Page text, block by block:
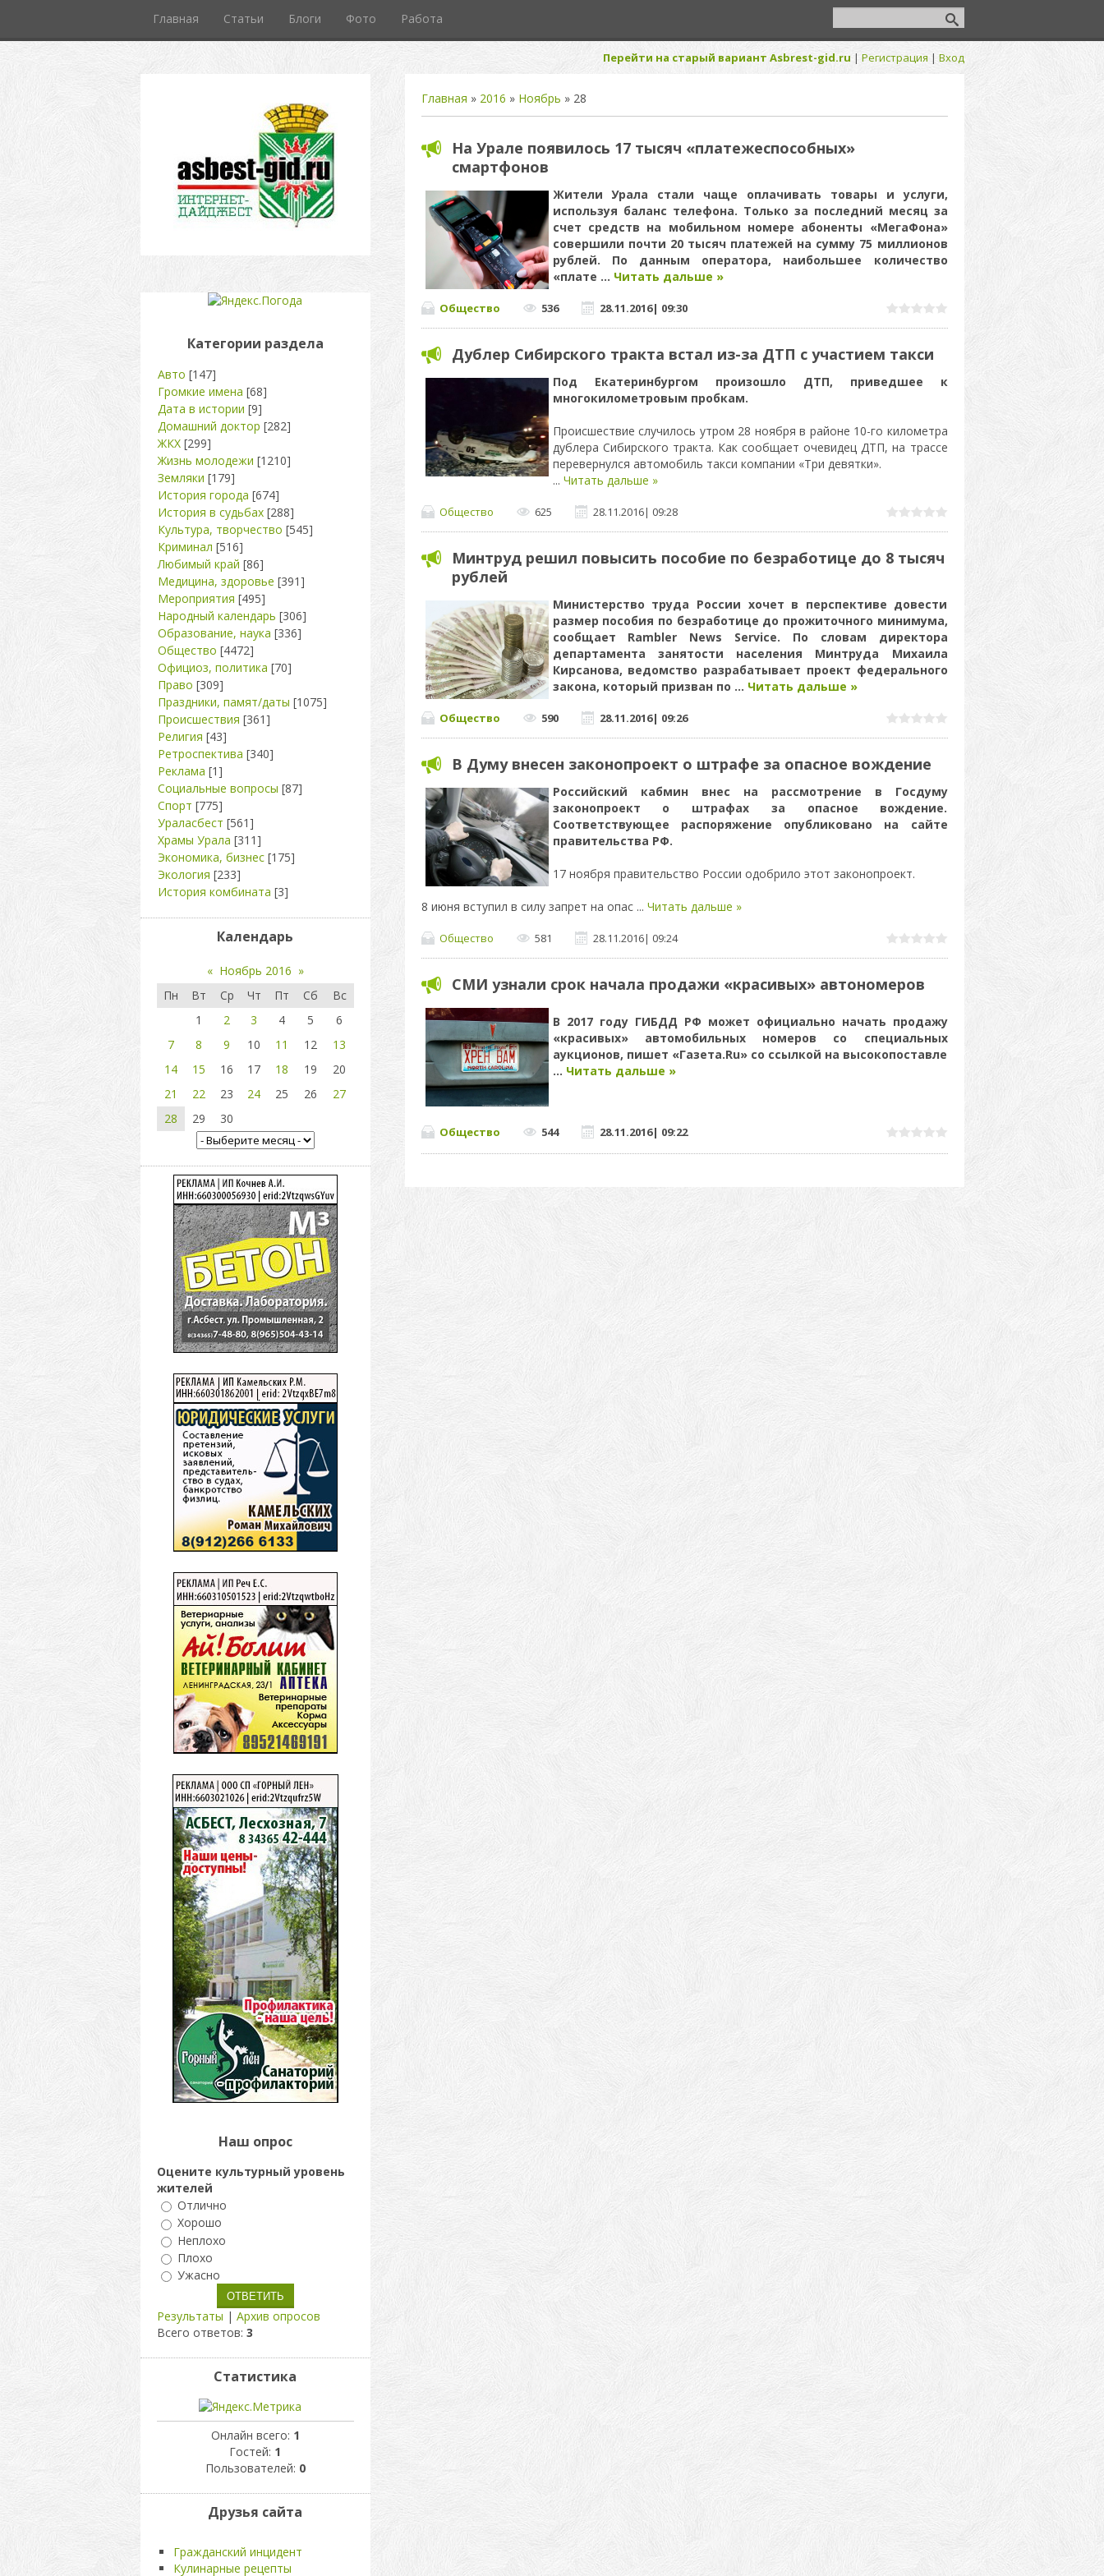
Главная Статьи Блоги Фото Работа
Перейти на старый вариант Asbrest-gid.ru | Регистрация | Вход
Главная » 2016 » Ноябрь » 28
На Урале появилось 17 тысяч «платежеспособных»
смартфонов
Жители Урала стали чаще оплачивать товары и услуги,
используя баланс телефона. Только за последний месяц за
счет средств на мобильном номере абоненты «МегаФона»
совершили почти 20 тысяч платежей на сумму 75 миллионов
рублей. По данным оператора, наибольшее количество
«плате ... Читать дальше »
Общество 536 28.11.2016| 09:30
Дублер Сибирского тракта встал из-за ДТП с участием такси
Под Екатеринбургом произошло ДТП, приведшее к
многокилометровым пробкам.
Происшествие случилось утром 28 ноября в районе 10-го километра
дублера Сибирского тракта. Как сообщает очевидец ДТП, на трассе
перевернулся автомобиль такси компании «Три девятки».
... Читать дальше »
Общество 625 28.11.2016| 09:28
Минтруд решил повысить пособие по безработице до 8 тысяч
рублей
Министерство труда России хочет в перспективе довести
размер пособия по безработице до прожиточного минимума,
сообщает Rambler News Service. По словам директора
департамента занятости населения Минтруда Михаила
Кирсанова, ведомство разрабатывает проект федерального
закона, который призван по ... Читать дальше »
Общество 590 28.11.2016| 09:26
В Думу внесен законопроект о штрафе за опасное вождение
Российский кабмин внес на рассмотрение в Госдуму
законопроект о штрафах за опасное вождение.
Соответствующее распоряжение опубликовано на сайте
правительства РФ.
17 ноября правительство России одобрило этот законопроект.
8 июня вступил в силу запрет на опас ... Читать дальше »
Общество 581 28.11.2016| 09:24
СМИ узнали срок начала продажи «красивых» автономеров
В 2017 году ГИБДД РФ может официально начать продажу
«красивых» автомобильных номеров со специальных
аукционов, пишет «Газета.Ru» со ссылкой на высокопоставле
... Читать дальше »
Общество 544 28.11.2016| 09:22
Категории раздела
Авто [147]
Громкие имена [68]
Дата в истории [9]
Домашний доктор [282]
ЖКХ [299]
Жизнь молодежи [1210]
Земляки [179]
История города [674]
История в судьбах [288]
Культура, творчество [545]
Криминал [516]
Любимый край [86]
Медицина, здоровье [391]
Мероприятия [495]
Народный календарь [306]
Образование, наука [336]
Общество [4472]
Официоз, политика [70]
Право [309]
Праздники, памят/даты [1075]
Происшествия [361]
Религия [43]
Ретроспектива [340]
Реклама [1]
Социальные вопросы [87]
Спорт [775]
Ураласбест [561]
Храмы Урала [311]
Экономика, бизнес [175]
Экология [233]
История комбината [3]
Календарь
« Ноябрь 2016 »
Пн
Вт Ср Чт Пт Сб
Вс
1
2 3 4 5
6
7
8 9 10 11 12
13
14
15 16 17 18 19
20
21
22 23 24 25 26
27
28
29 30
Наш опрос
Оцените культурный уровень
жителей
Отлично
Хорошо
Неплохо
Плохо
Ужасно
Результаты | Архив опросов
Всего ответов: 3
Статистика
Онлайн всего: 1
Гостей: 1
Пользователей: 0
Друзья сайта
Гражданский инцидент
Кулинарные рецепты